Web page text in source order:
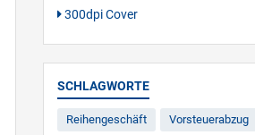
300dpi Cover
SCHLAGWORTE
Reihengeschäft Vorsteuerabzug